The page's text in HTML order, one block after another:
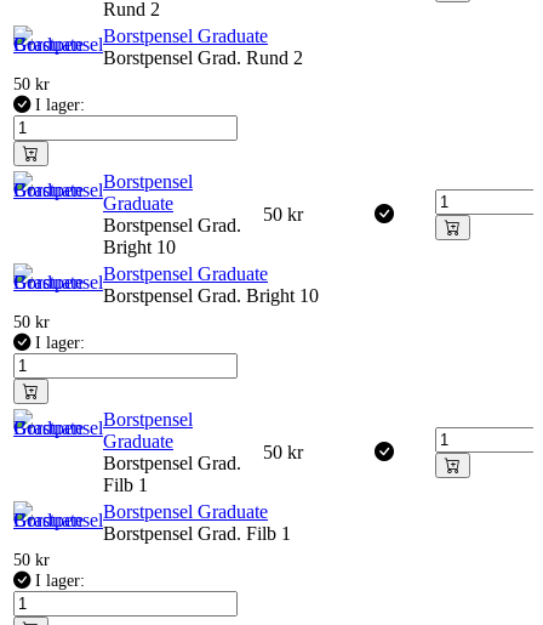
Rund 2
Borstpensel Graduate
Borstpensel Grad. Rund 2
50 kr
I lager:
Borstpensel
Graduate
Borstpensel Grad.
Bright 10
50 kr
Borstpensel Graduate
Borstpensel Grad. Bright 10
50 kr
I lager:
Borstpensel
Graduate
Borstpensel Grad.
Filb 1
50 kr
Borstpensel Graduate
Borstpensel Grad. Filb 1
50 kr
I lager: